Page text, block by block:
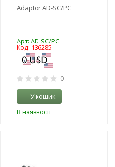
Adaptor AD-SC/PC
Арт: AD-SC/PC
Код: 136285
0
У кошик
В наявності